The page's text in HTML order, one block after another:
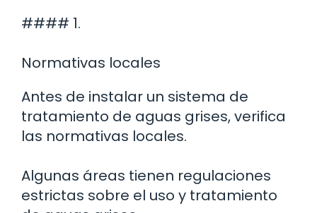
#### 1.
Normativas locales
Antes de instalar un sistema de
tratamiento de aguas grises, verifica
las normativas locales.
Algunas áreas tienen regulaciones
estrictas sobre el uso y tratamiento